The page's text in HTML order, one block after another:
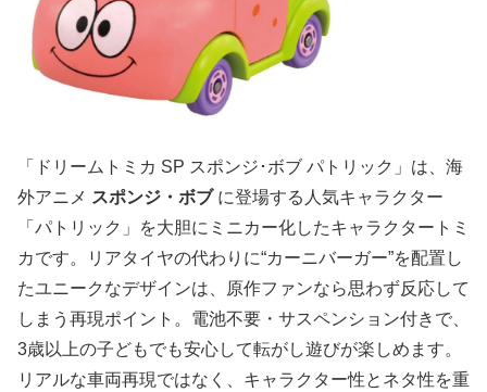
「ドリームトミカ SP スポンジ･ボブ パトリック」は、海
外アニメ スポンジ・ボブに登場する人気キャラクター
「パトリック」を大胆にミニカー化したキャラクタートミ
カです。リアタイヤの代わりに“カーニバーガー”を配置し
たユニークなデザインは、原作ファンなら思わず反応して
しまう再現ポイント。電池不要・サスペンション付きで、
3歳以上の子どもでも安心して転がし遊びが楽しめます。
リアルな車両再現ではなく、キャラクター性とネタ性を重